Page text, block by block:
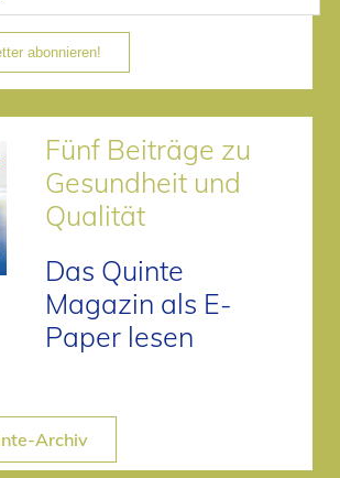
abonnieren!
Fünf Beiträge zu
Gesundheit und
Qualität
Das Quinte
Magazin als E-
Paper lesen
Archiv